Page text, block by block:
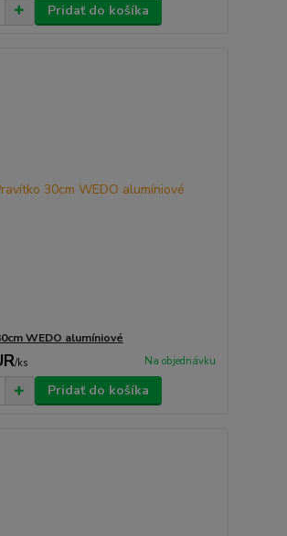
Pridať do košíka
WEDO alumíniové
/ks Na objednávku
Pridať do košíka